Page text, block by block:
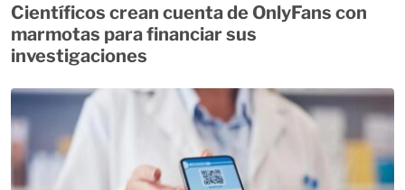
Científicos crean cuenta de OnlyFans con
marmotas para financiar sus
investigaciones